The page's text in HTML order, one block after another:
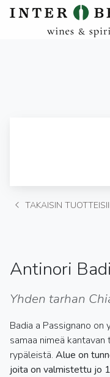
TAKAISIN
Antinori
Yhden tarhan
Badia a Passignano on
samaa nimeä
rypäleistä. Alue on
joita on valmistettu jo